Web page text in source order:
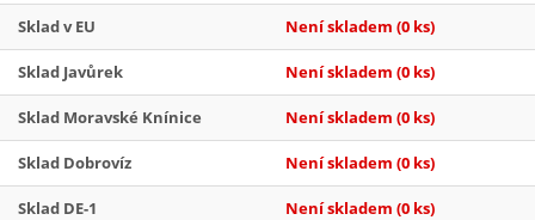
Sklad v EU Není skladem (0 ks)
Sklad Javůrek Není skladem (0 ks)
Sklad Moravské Knínice Není skladem (0 ks)
Sklad Dobrovíz Není skladem (0 ks)
Sklad DE-1 Není skladem (0 ks)